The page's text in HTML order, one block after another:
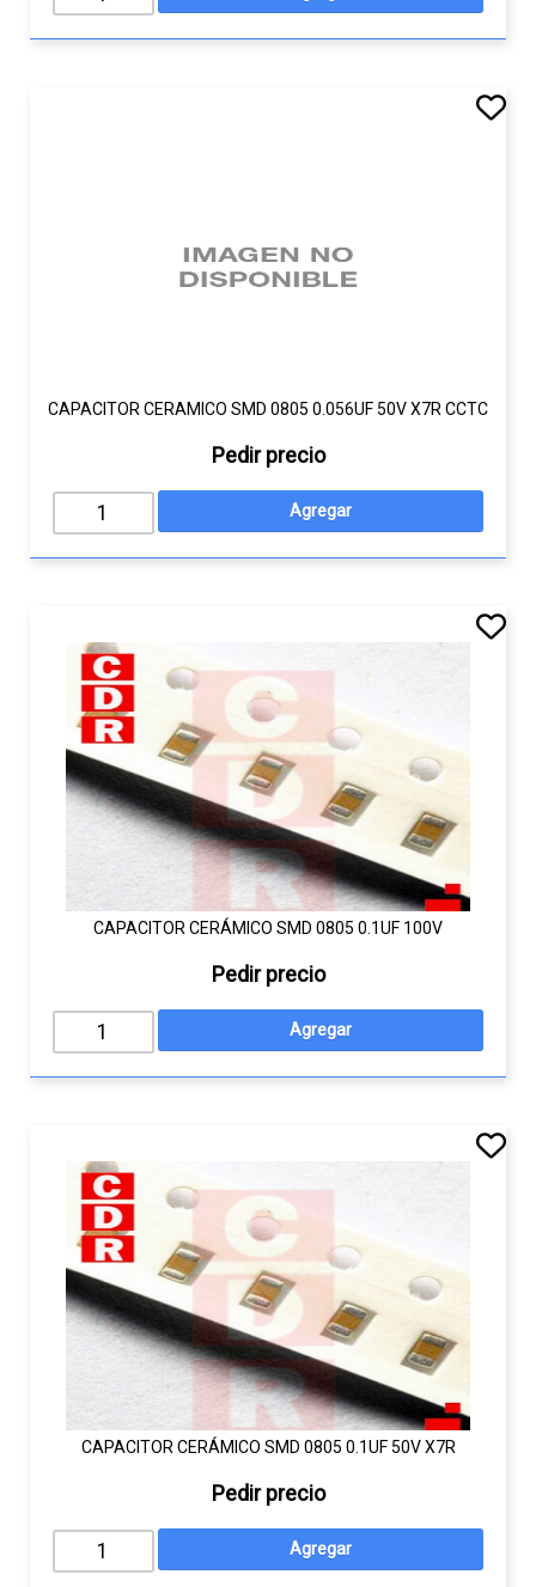
CAPACITOR CERAMICO SMD 0805 0.056UF 50V X7R CCTC
Pedir precio
CAPACITOR CERÁMICO SMD 0805 0.1UF 100V
Pedir precio
CAPACITOR CERÁMICO SMD 0805 0.1UF 50V X7R
Pedir precio